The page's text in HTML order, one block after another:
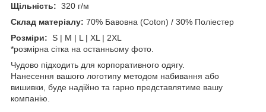
Щільність: 320 г/м
Склад матеріалу: 70% Бавовна (Coton) / 30% Поліестер
Розміри: S | M | L | XL | 2XL
*розмірна сітка на останньому фото.
Чудово підходить для корпоративного одягу.
Нанесення вашого логотипу методом набивання або
вишивки, буде надійно та гарно представлятиме вашу
компанію.